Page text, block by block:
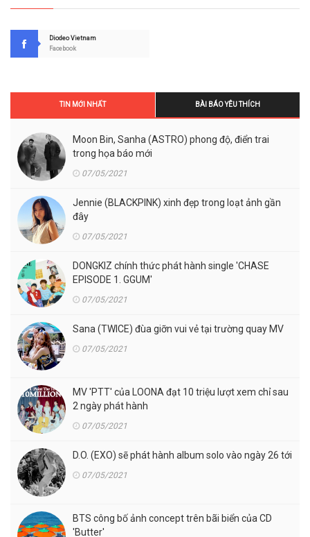
Diodeo Vietnam
Facebook
TIN MỚI NHẤT BÀI BÁO YÊU THÍCH
Moon Bin, Sanha (ASTRO) phong độ, điển trai
trong họa báo mới
07/05/2021
Jennie (BLACKPINK) xinh đẹp trong loạt ảnh gần
đây
07/05/2021
DONGKIZ chính thức phát hành single 'CHASE
EPISODE 1. GGUM'
07/05/2021
Sana (TWICE) đùa giỡn vui vẻ tại trường quay MV
07/05/2021
MV 'PTT' của LOONA đạt 10 triệu lượt xem chỉ sau
2 ngày phát hành
07/05/2021
D.O. (EXO) sẽ phát hành album solo vào ngày 26 tới
07/05/2021
BTS công bố ảnh concept trên bãi biển của CD
'Butter'